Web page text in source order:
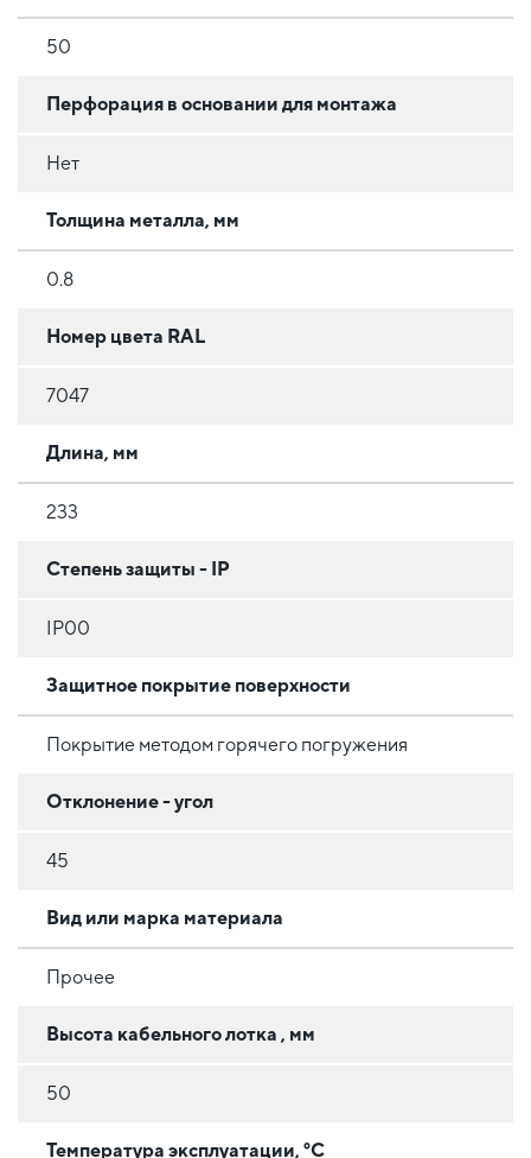
50
Перфорация в основании для монтажа
Нет
Толщина металла, мм
0.8
Номер цвета RAL
7047
Длина, мм
233
Степень защиты - IP
IP00
Защитное покрытие поверхности
Покрытие методом горячего погружения
Отклонение - угол
45
Вид или марка материала
Прочее
Высота кабельного лотка , мм
50
Температура эксплуатации, °C